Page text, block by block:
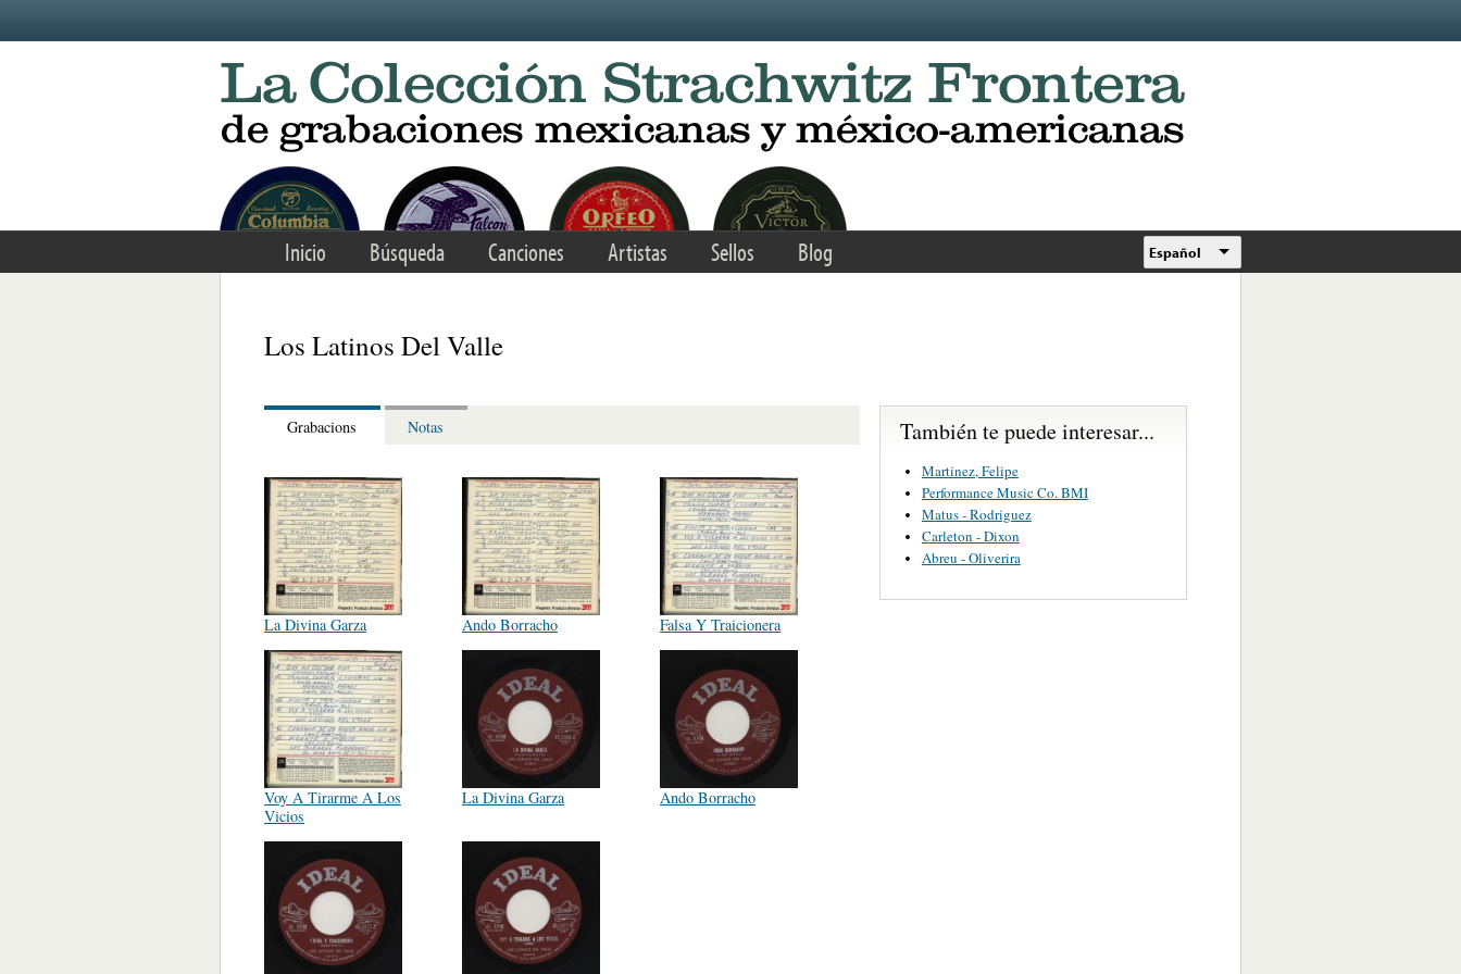
Inicio Búsqueda Canciones Artistas Sellos Blog Español
Los Latinos Del Valle
Grabacions Notas
La Divina Garza Ando Borracho Falsa Y Traicionera
Voy A Tirarme A Los
Vicios
La Divina Garza Ando Borracho
También te puede interesar...
Martinez, Felipe
Performance Music Co. BMI
Matus - Rodriguez
Carleton - Dixon
Abreu - Oliverira